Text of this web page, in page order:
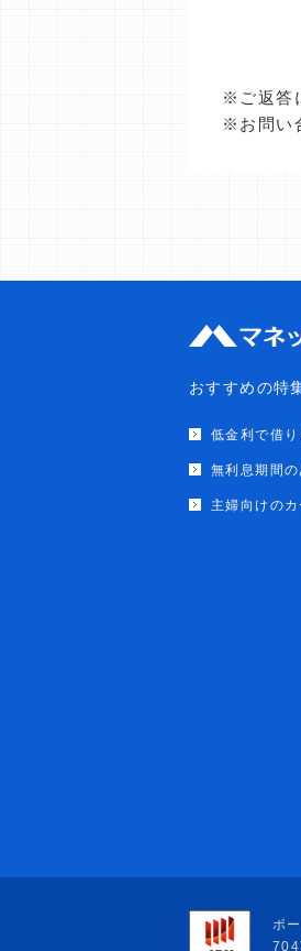
※ご返答
※お問い
おすすめの特
低金利で借
無利息期間
主婦向けの